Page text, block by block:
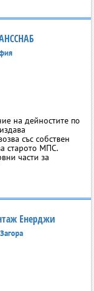
на дейностите по
със собствен
старото МПС.
части за
Енерджи